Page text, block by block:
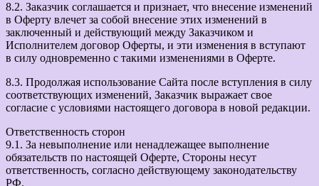
8.2. Заказчик соглашается и признает, что внесение изменений
в Оферту влечет за собой внесение этих изменений в
заключенный и действующий между Заказчиком и
Исполнителем договор Оферты, и эти изменения в вступают
в силу одновременно с такими изменениями в Оферте.
8.3. Продолжая использование Сайта после вступления в силу
соответствующих изменений, Заказчик выражает свое
согласие с условиями настоящего договора в новой редакции.
Ответственность сторон
9.1. За невыполнение или ненадлежащее выполнение
обязательств по настоящей Оферте, Стороны несут
ответственность, согласно действующему законодательству
РФ.